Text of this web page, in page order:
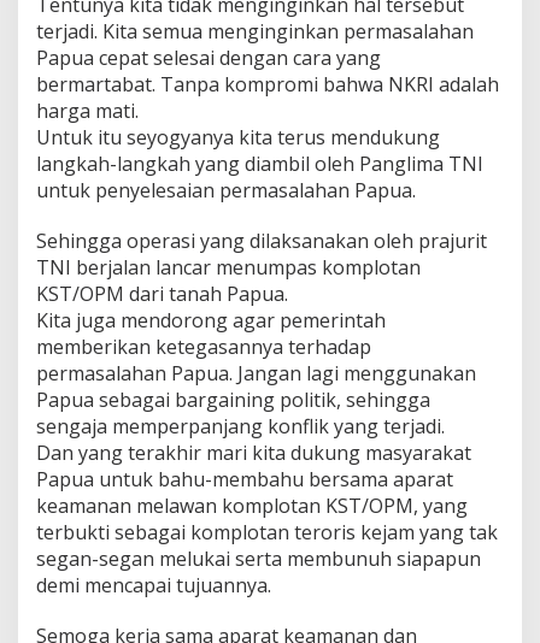
terjadi. Kita semua menginginkan permasalahan
Papua cepat selesai dengan cara yang
bermartabat. Tanpa kompromi bahwa NKRI adalah
harga mati.
Untuk itu seyogyanya kita terus mendukung
langkah-langkah yang diambil oleh Panglima TNI
untuk penyelesaian permasalahan Papua.
Sehingga operasi yang dilaksanakan oleh prajurit
TNI berjalan lancar menumpas komplotan
KST/OPM dari tanah Papua.
Kita juga mendorong agar pemerintah
memberikan ketegasannya terhadap
permasalahan Papua. Jangan lagi menggunakan
Papua sebagai bargaining politik, sehingga
sengaja memperpanjang konflik yang terjadi.
Dan yang terakhir mari kita dukung masyarakat
Papua untuk bahu-membahu bersama aparat
keamanan melawan komplotan KST/OPM, yang
terbukti sebagai komplotan teroris kejam yang tak
segan-segan melukai serta membunuh siapapun
demi mencapai tujuannya.
Semoga kerja sama aparat keamanan dan